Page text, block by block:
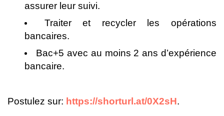
assurer leur suivi.
Traiter et recycler les opérations
bancaires.
Bac+5 avec au moins 2 ans d’expérience
bancaire.
Postulez sur: https://shorturl.at/0X2sH.